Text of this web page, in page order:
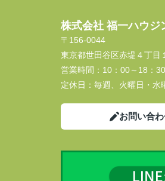
株式会社 福一ハウジ
〒156-0044
東京都世田谷区赤堤４丁目
営業時間： 10：00～18：30
定休日： 毎週、火曜日・水
お問い合